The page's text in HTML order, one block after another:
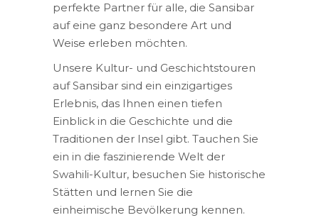
perfekte Partner für alle, die Sansibar
auf eine ganz besondere Art und
Weise erleben möchten.
Unsere Kultur- und Geschichtstouren
auf Sansibar sind ein einzigartiges
Erlebnis, das Ihnen einen tiefen
Einblick in die Geschichte und die
Traditionen der Insel gibt. Tauchen Sie
ein in die faszinierende Welt der
Swahili-Kultur, besuchen Sie historische
Stätten und lernen Sie die
einheimische Bevölkerung kennen.